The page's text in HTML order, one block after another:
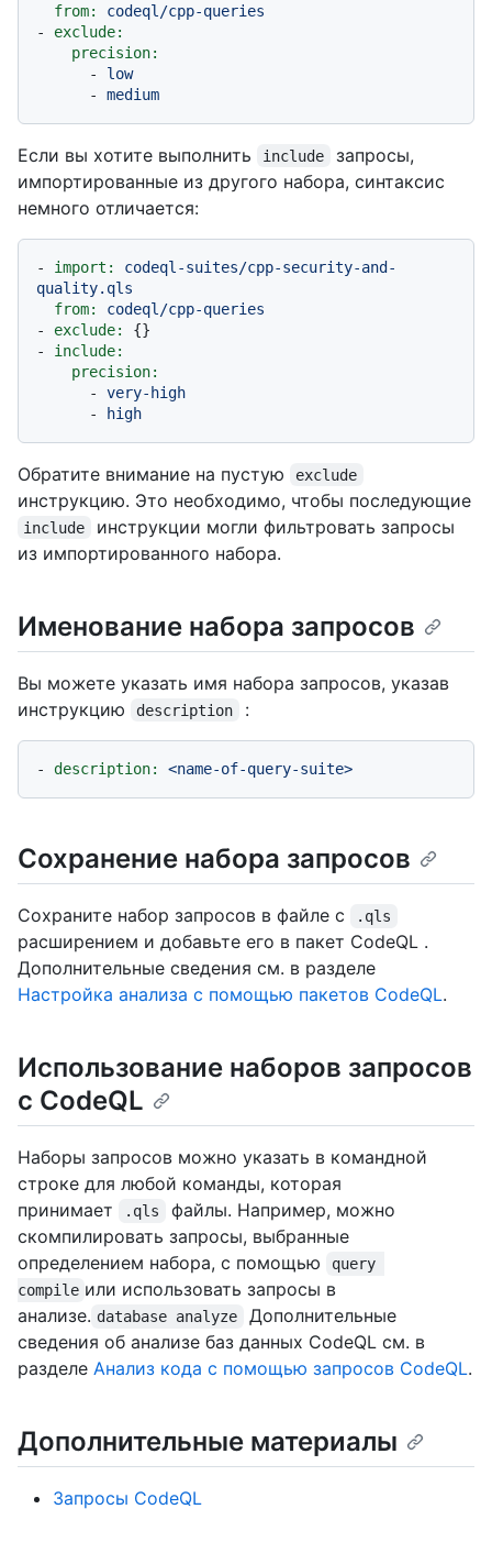
from:
codeql/cpp-queries
-
exclude:
precision:
-
low
-
medium
Если вы хотите выполнить include
запросы,
импортированные из другого набора, синтаксис
немного отличается:
- import:
codeql-suites/cpp-security-and-
quality.qls
from:
codeql/cpp-queries
-
exclude:
-
include:
precision:
-
very-high
-
high
Обратите внимание на пустую exclude
инструкцию. Это необходимо, чтобы последующие
include
инструкции могли фильтровать запросы
из импортированного набора.
Именование набора запросов
Вы можете указать имя набора запросов, указав
инструкцию
description :
- description: <name-of-query-suite>
Сохранение набора запросов
Сохраните набор запросов в файле с .qls
расширением и добавьте его в пакет CodeQL .
Дополнительные сведения см. в разделе
Настройка анализа с помощью пакетов CodeQL.
Использование наборов запросов
с CodeQL
Наборы запросов можно указать в командной
строке для любой команды, которая
принимает
.qls
файлы. Например, можно
скомпилировать запросы, выбранные
определением набора, с помощью
query
compile или использовать запросы в
анализе. database analyze
Дополнительные
сведения об анализе баз данных CodeQL см. в
разделе Анализ кода с помощью запросов CodeQL.
Дополнительные материалы
Запросы CodeQL